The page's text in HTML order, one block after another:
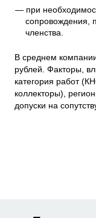
при
сопровождения,
членства.
В среднем
рублей. Факторы,
категория работ
коллекторы),
допуски на